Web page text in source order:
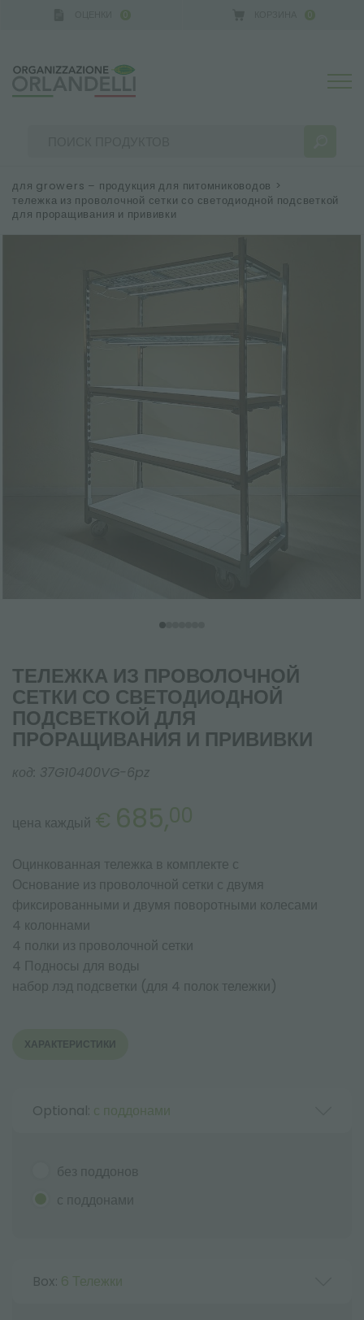
0 0
БОЛЬШЕ РЕЗУЛЬТАТОВ ДЛЯ ВАС:
для growers – продукция для питомниководов >
тележка из проволочной сетки со светодиодной подсветкой
для проращивания и прививки
ТЕЛЕЖКА ИЗ ПРОВОЛОЧНОЙ
СЕТКИ СО СВЕТОДИОДНОЙ
ПОДСВЕТКОЙ ДЛЯ
ПРОРАЩИВАНИЯ И ПРИВИВКИ
код: 37G10400VG-6pz
цена каждый € 685,00
Оцинкованная тележка в комплекте с
Основание из проволочной сетки с двумя
фиксированными и двумя поворотными колесами
4 колоннами
4 полки из проволочной сетки
4 Подносы для воды
набор лэд подсветки (для 4 полок тележки)
ХАРАКТЕРИСТИКИ
Optional: с поддонами
без поддонов
с поддонами
Box: 6 Тележки